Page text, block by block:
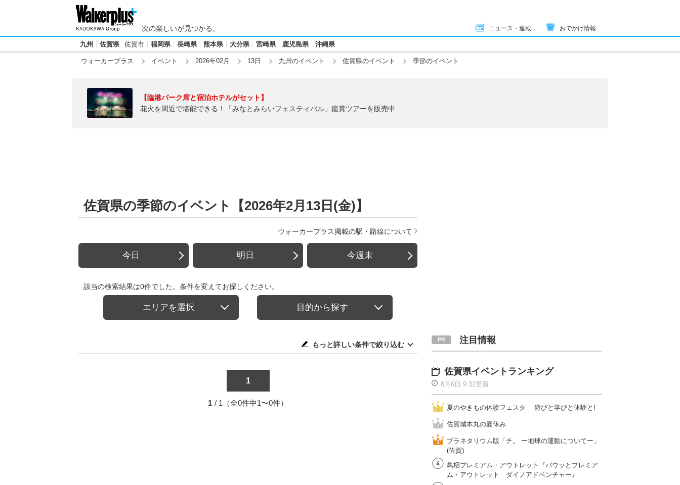
次の楽しいが見つかる。 ニュース・連載 おでかけ情報
九州 佐賀県 佐賀市 福岡県 長崎県 熊本県 大分県 宮崎県 鹿児島県 沖縄県
ウォーカープラス イベント 2026年02月 13日 九州のイベント 佐賀県のイベント 季節のイベント
【臨港パーク席と宿泊ホテルがセット】
花火を間近で堪能できる！「みなとみらいフェスティバル」鑑賞ツアーを販売中
佐賀県の季節のイベント【2026年2月13日(金)】
ウォーカープラス掲載の駅・路線について
今日 明日 今週末
該当の検索結果は0件でした。条件を変えてお探しください。
エリアを選択 目的から探す
もっと詳しい条件で絞り込む
1
1 / 1（全0件中1〜0件）
注目情報
佐賀県イベントランキング
8月6日 9:32更新
夏のやきもの体験フェスタ 遊びと学びと体験と!
佐賀城本丸の夏休み
プラネタリウム版「チ。 ー地球の運動についてー」
(佐賀)
鳥栖プレミアム・アウトレット『パウッとプレミア
ム・アウトレット ダイノアドベンチャー』